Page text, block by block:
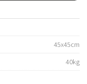
45x45cm
40kg